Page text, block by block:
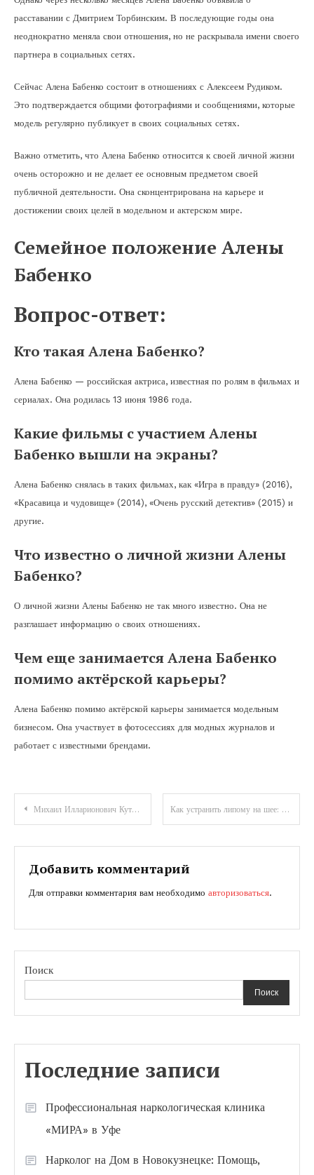
расставании с Дмитрием Торбинским. В последующие годы она
неоднократно меняла свои отношения, но не раскрывала имени своего
партнера в социальных сетях.
Сейчас Алена Бабенко состоит в отношениях с Алексеем Рудиком.
Это подтверждается общими фотографиями и сообщениями, которые
модель регулярно публикует в своих социальных сетях.
Важно отметить, что Алена Бабенко относится к своей личной жизни
очень осторожно и не делает ее основным предметом своей
публичной деятельности. Она сконцентрирована на карьере и
достижении своих целей в модельном и актерском мире.
Семейное положение Алены
Бабенко
Вопрос-ответ:
Кто такая Алена Бабенко?
Алена Бабенко — российская актриса, известная по ролям в фильмах и
сериалах. Она родилась 13 июня 1986 года.
Какие фильмы с участием Алены
Бабенко вышли на экраны?
Алена Бабенко снялась в таких фильмах, как «Игра в правду» (2016),
«Красавица и чудовище» (2014), «Очень русский детектив» (2015) и
другие.
Что известно о личной жизни Алены
Бабенко?
О личной жизни Алены Бабенко не так много известно. Она не
разглашает информацию о своих отношениях.
Чем еще занимается Алена Бабенко
помимо актёрской карьеры?
Алена Бабенко помимо актёрской карьеры занимается модельным
бизнесом. Она участвует в фотосессиях для модных журналов и
работает с известными брендами.
Навигация
по
записям
Михаил Илларионович Кутузов — выдающийся полководец и военный стратег, чьи подвиги прославили Россию на полях сражений, история биографии и достижения Как устранить липому на шее: обзор домашних методов лечения
Добавить комментарий
Для отправки комментария вам необходимо авторизоваться.
Поиск
Поиск
Последние записи
Профессиональная наркологическая клиника
«МИРА» в Уфе
Нарколог на Дом в Новокузнецке: Помощь,